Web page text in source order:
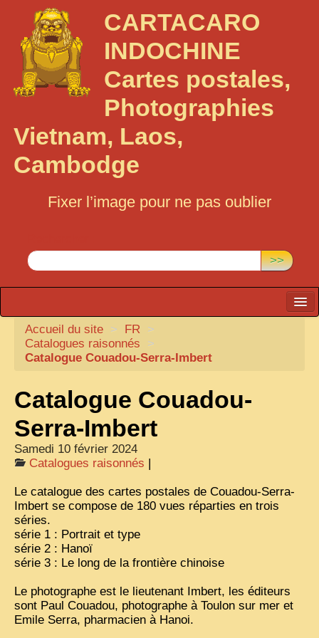
CARTACARO
INDOCHINE
Cartes postales,
Photographies
Vietnam, Laos,
Cambodge
Fixer l’image pour ne pas oublier
>>
CARTACARO
NOS LIVRES
ILLUSTRATEURS
TONKIN
FRONTIÈRE
ANNAM CENTRE
COCHINCHINE
LES ETHNIES
CAMBODGE
Accueil du site > FR >
Catalogues raisonnés
>
Catalogue Couadou-Serra-Imbert
Catalogue Couadou-
Serra-Imbert
Samedi 10 février 2024
Catalogues raisonnés |
Le catalogue des cartes postales de Couadou-Serra-
Imbert se compose de 180 vues réparties en trois
séries.
série 1 : Portrait et type
série 2 : Hanoï
série 3 : Le long de la frontière chinoise
Le photographe est le lieutenant Imbert, les éditeurs
sont Paul Couadou, photographe à Toulon sur mer et
Emile Serra, pharmacien à Hanoi.